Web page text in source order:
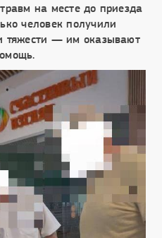
на месте до приезда
человек получили
тяжести — им оказывают